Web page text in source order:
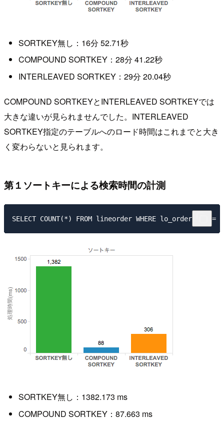
SORTKEY無し：16分 52.71秒
COMPOUND SORTKEY：28分 41.22秒
INTERLEAVED SORTKEY：29分 20.04秒
COMPOUND SORTKEYとINTERLEAVED SORTKEYでは
大きな違いが見られませんでした。INTERLEAVED
SORTKEY指定のテーブルへのロード時間はこれまでと大き
く変わらないと見られます。
第１ソートキーによる検索時間の計測
SORTKEY無し：1382.173 ms
COMPOUND SORTKEY：87.663 ms